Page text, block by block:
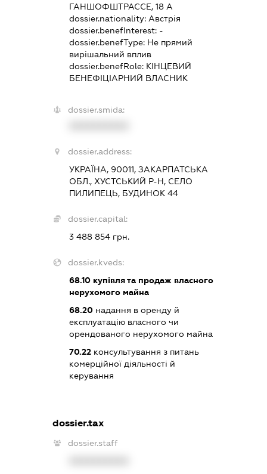
ГАНШОФШТРАССЕ, 18 А
dossier.nationality: Австрія
dossier.benefInterest: -
dossier.benefType: Не прямий
вирішальний вплив
dossier.benefRole: КІНЦЕВИЙ
БЕНЕФІЦІАРНИЙ ВЛАСНИК
dossier.smida:
dossier.address:
УКРАЇНА, 90011, ЗАКАРПАТСЬКА
ОБЛ., ХУСТСЬКИЙ Р-Н, СЕЛО
ПИЛИПЕЦЬ, БУДИНОК 44
dossier.capital:
3 488 854 грн.
dossier.kveds:
68.10купівля та продаж власного
нерухомого майна
68.20надання в оренду й
експлуатацію власного чи
орендованого нерухомого майна
70.22консультування з питань
комерційної діяльності й
керування
dossier.tax
dossier.staff